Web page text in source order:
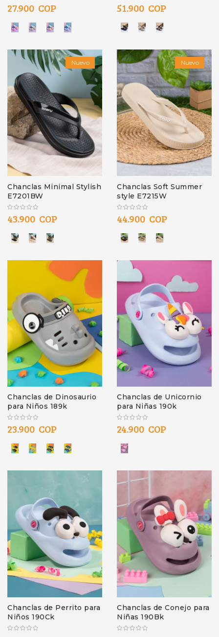
27.900 COP 51.900 COP
Nuevo
Chanclas Minimal Stylish
E7201BW
43.900 COP
Nuevo
Chanclas Soft Summer
style E7215W
44.900 COP
Chanclas de Dinosaurio
para Niños 189k
23.900 COP
Chanclas de Unicornio
para Niñas 190k
24.900 COP
Chanclas de Perrito para
Niños 190Ck
Chanclas de Conejo para
Niñas 190Bk